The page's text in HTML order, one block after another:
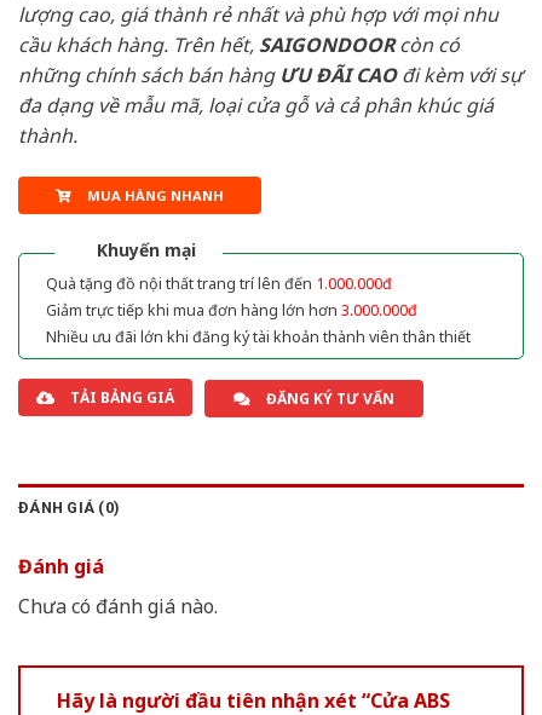
lượng cao, giá thành rẻ nhất và phù hợp với mọi nhu
cầu khách hàng. Trên hết, SAIGONDOORcòn có
những chính sách bán hàng ƯU ĐÃI CAOđi kèm với sự
đa dạng về mẫu mã, loại cửa gỗ và cả phân khúc giá
thành.
MUA HÀNG NHANH
Khuyến mại
Quà tặng đồ nội thất trang trí lên đến 1.000.000đ
Giảm trực tiếp khi mua đơn hàng lớn hơn 3.000.000đ
Nhiều ưu đãi lớn khi đăng ký tài khoản thành viên thân thiết
TẢI BẢNG GIÁ ĐĂNG KÝ TƯ VẤN
ĐÁNH GIÁ (0)
Đánh giá
Chưa có đánh giá nào.
Hãy là người đầu tiên nhận xét “Cửa ABS